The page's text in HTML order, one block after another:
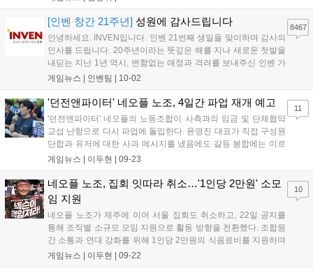
월 6일까지 미니 출석체크 이벤트도 진행된다. 10월 6일부터 10일까지
연휴 기간 접속 시 특별 보상이 지급된다....
[인벤 창간 21주년] 성원에 감사드립니다
안녕하세요. INVEN입니다. 인벤 21번째 생일을 맞이하며 감사의
인사를 드립니다. 20주년이라는 뜻깊은 해를 지나 새로운 첫발을
내딛는 지난 1년 역시, 변함없는 애정과 격려를 보내주신 인벤 가
족 분들이 계셨기에 가능했습니다. 지난 20년간 게임산업계는 대
속도가 더욱 빨라질 것을 실감하게 합...
게임뉴스 | 인벤팀 10-02
8467
'던전앤파이터' 네오플 노조, 4일간 파업 재개 예고
'던전앤파이터' 네오플의 노동조합이 사측과의 임금 및 단체협약
교섭 난항으로 다시 파업에 돌입한다. 윤명진 대표가 직접 구성원
단합과 유저에 대한 사과 메시지를 냈음에도 갈등 봉합에는 이르
지 못했다. 전국화학섬유식품산업노동조합 넥슨지회 네오플분회
고 밝혔다. 앞서 노조는 지난 9월 8일...
게임뉴스 | 이두현 09-23
11
네오플 노조, 집회 잇따라 취소…'1인당 2만원' 소모
임 지원
네오플 노조가 제주에 이어 서울 집회도 취소하고, 22일 공지를
통해 조직별 소규모 모임 지원으로 활동 방향을 전환했다. 조합원
간 소통과 연대 강화를 위해 1인당 2만원의 식음료비를 지원하며
소모임을 독려한다....
게임뉴스 | 이두현 09-22
10